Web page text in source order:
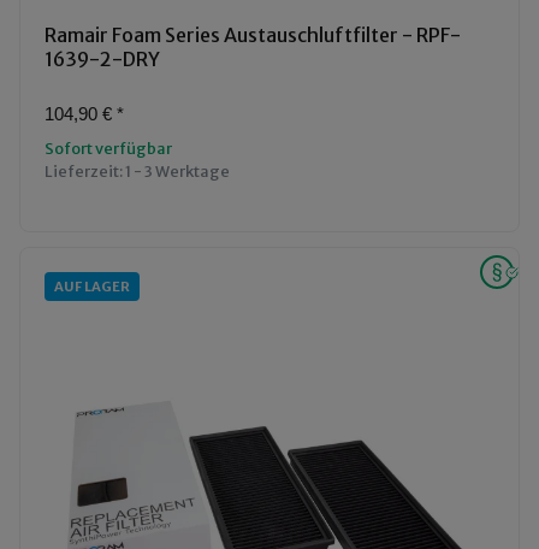
Ramair Foam Series Austauschluftfilter - RPF-
1639-2-DRY
104,90 € *
Sofort verfügbar
Lieferzeit:1 - 3 Werktage
AUF LAGER